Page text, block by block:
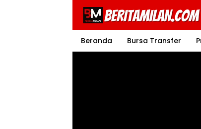
Beranda Bursa Transfer